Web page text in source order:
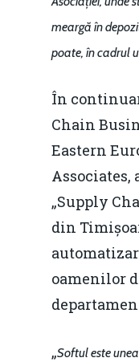
meargă în
poate, în cadrul
În
Chain
Eastern
Associates,
„Supply
din
oamenilor
„Softul este